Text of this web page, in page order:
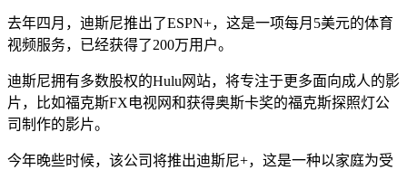
去年四月，迪斯尼推出了ESPN+，这是一项每月5美元的体育
视频服务，已经获得了200万用户。
迪斯尼拥有多数股权的Hulu网站，将专注于更多面向成人的影
片，比如福克斯FX电视网和获得奥斯卡奖的福克斯探照灯公
司制作的影片。
今年晚些时候，该公司将推出迪斯尼+，这是一种以家庭为受